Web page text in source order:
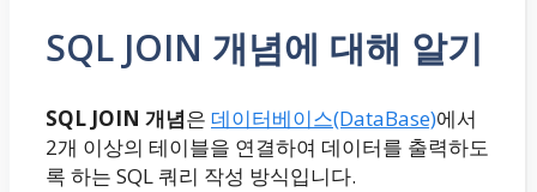
SQL JOIN 개념에 대해 알기
SQL JOIN 개념은 데이터베이스(DataBase)에서
2개 이상의 테이블을 연결하여 데이터를 출력하도
록 하는 SQL 쿼리 작성 방식입니다.